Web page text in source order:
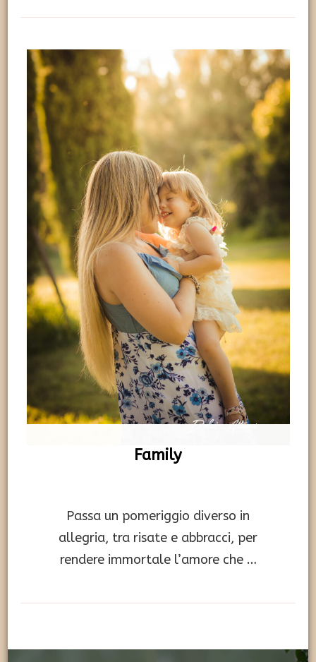
Family
Passa un pomeriggio diverso in
allegria, tra risate e abbracci, per
rendere immortale l’amore che …